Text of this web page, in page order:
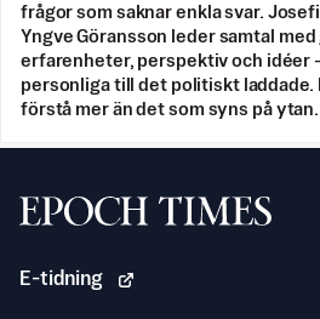
frågor som saknar enkla svar.
Yngve Göransson leder samtal
erfarenheter, perspektiv och idéer
personliga till det politiskt laddade.
förstå mer än det som syns på ytan.
Svenska Epoch Times
E-tidning